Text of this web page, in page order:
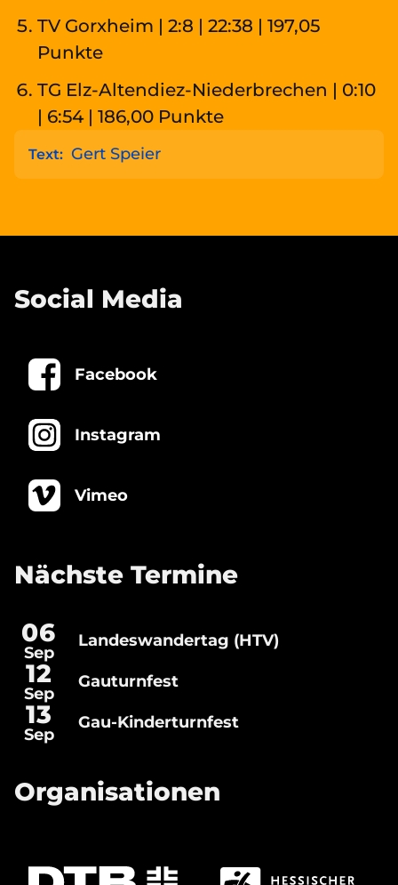
TV Gorxheim | 2:8 | 22:38 | 197,05
Punkte
TG Elz-Altendiez-Niederbrechen | 0:10
| 6:54 | 186,00 Punkte
Text: Gert Speier
Social Media
Facebook
Instagram
Vimeo
Nächste Termine
06
Sep
Landeswandertag (HTV)
Landeswandertag
(HTV)
12
Sep
Gauturnfest
Gauturnfest
13
Sep
Gau-Kinderturnfest
Gau-
Kinderturnfest
Organisationen